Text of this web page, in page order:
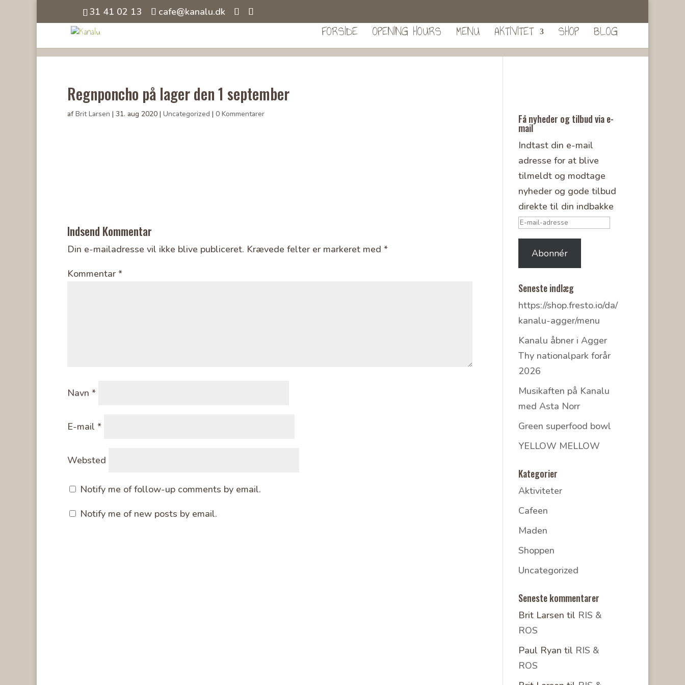
31 41 02 13 cafe@kanalu.dk
FORSIDE OPENING HOURS MENU AKTIVITET SHOP BLOG
Regnponcho på lager den 1 september
afBrit Larsen | 31. aug 2020 | Uncategorized | 0 Kommentarer
Indsend Kommentar
Din e-mailadresse vil ikke blive publiceret. Krævede felter er markeret med *
Kommentar *
Navn *
E-mail *
Websted
Notify me of follow-up comments by email.
Notify me of new posts by email.
Få nyheder og tilbud via e-
mail
Indtast din e-mail
adresse for at blive
tilmeldt og modtage
nyheder og gode tilbud
direkte til din indbakke
E-
mail-
adresse
Abonnér
Seneste indlæg
https://shop.fresto.io/da/
kanalu-agger/menu
Kanalu åbner i Agger
Thy nationalpark forår
2026
Musikaften på Kanalu
med Asta Norr
Green superfood bowl
YELLOW MELLOW
Kategorier
Aktiviteter
Cafeen
Maden
Shoppen
Uncategorized
Seneste kommentarer
Brit Larsen til RIS &
ROS
Paul Ryan til RIS &
ROS